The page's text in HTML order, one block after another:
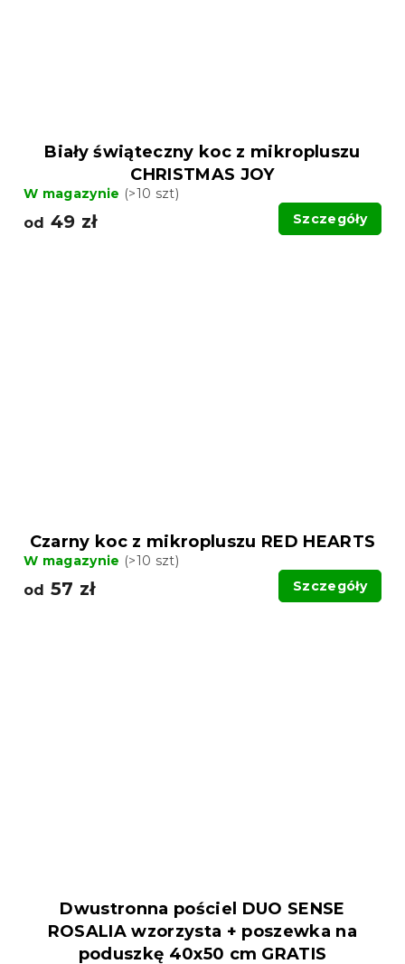
Biały świąteczny koc z mikropluszu
CHRISTMAS JOY
W magazynie (>10 szt)
od 49 zł Szczegóły
Czarny koc z mikropluszu RED HEARTS
W magazynie (>10 szt)
od 57 zł Szczegóły
Dwustronna pościel DUO SENSE
ROSALIA wzorzysta + poszewka na
poduszkę 40x50 cm GRATIS